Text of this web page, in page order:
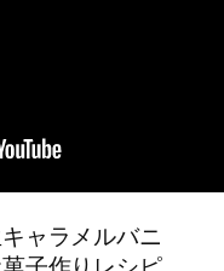
ャラメルバニ